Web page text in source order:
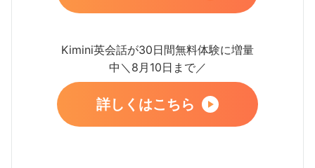
Kimini英会話が30日間無料体験に増量
中＼8月10日まで／
詳しくはこちら